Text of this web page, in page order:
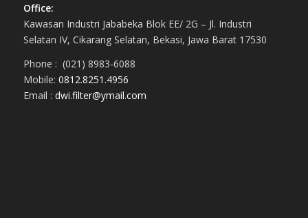
Office:
Kawasan Industri Jababeka Blok EE/ 2G – Jl. Industri
Selatan IV, Cikarang Selatan, Bekasi, Jawa Barat 17530
Phone : (021) 8983-6088
Mobile: 0812.8251.4956
Email : dwi.filter@ymail.com